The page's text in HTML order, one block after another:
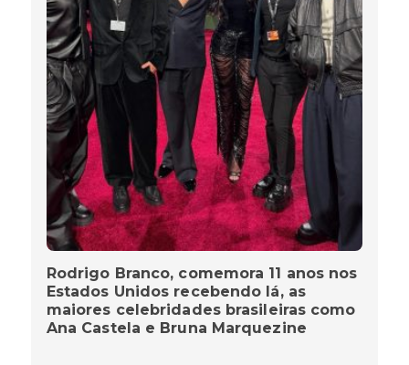
Rodrigo Branco, comemora 11 anos nos
Estados Unidos recebendo lá, as
maiores celebridades brasileiras como
Ana Castela e Bruna Marquezine